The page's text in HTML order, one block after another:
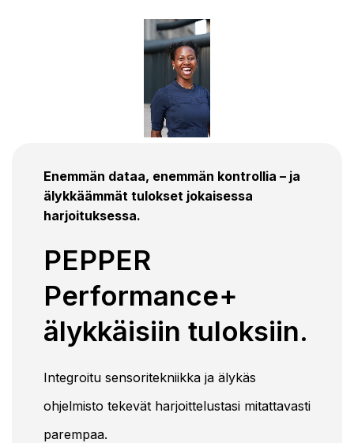
Enemmän dataa, enemmän kontrollia – ja
älykkäämmät tulokset jokaisessa
harjoituksessa.
PEPPER
Performance+
älykkäisiin tuloksiin.
Integroitu sensoritekniikka ja älykäs
ohjelmisto tekevät harjoittelustasi mitattavasti
parempaa.